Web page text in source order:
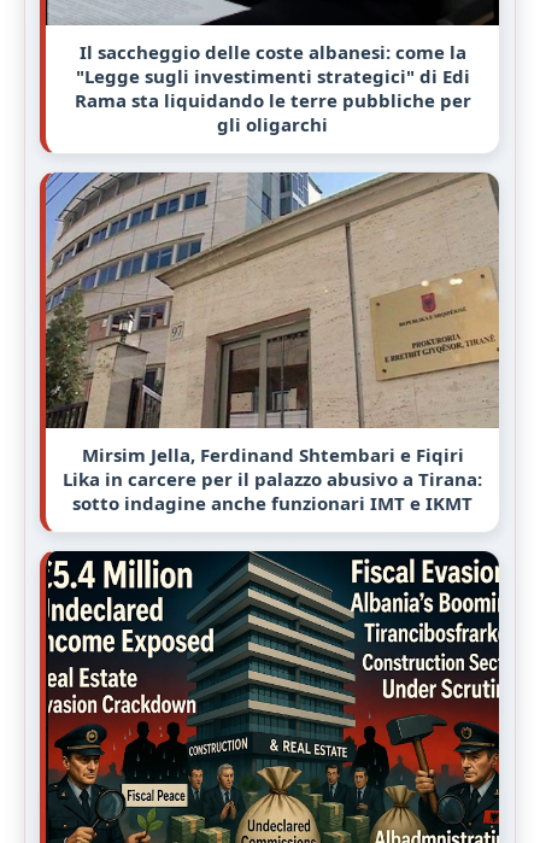
Il saccheggio delle coste albanesi: come la
"Legge sugli investimenti strategici" di Edi
Rama sta liquidando le terre pubbliche per
gli oligarchi
Mirsim Jella, Ferdinand Shtembari e Fiqiri
Lika in carcere per il palazzo abusivo a Tirana:
sotto indagine anche funzionari IMT e IKMT